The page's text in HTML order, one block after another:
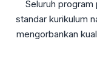
Seluruh program
standar kurikulum
mengorbankan